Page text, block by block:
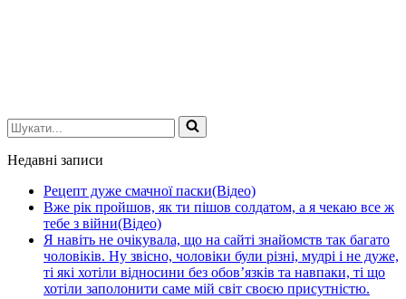
Шукати...
Недавні записи
Рецепт дуже смачної паски(Відео)
Вже рік пройшов, як ти пішов солдатом, а я чекаю все ж
тебе з війни(Відео)
Я навіть не очікувала, що на сайті знайомств так багато
чоловіків. Ну звісно, чоловіки були різні, мудрі і не дуже,
ті які хотіли відносини без обов’язків та навпаки, ті що
хотіли заполонити саме мій світ своєю присутністю.